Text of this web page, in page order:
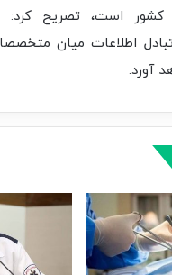
کشور است، تصریح
اطلاعات میان
آورد.